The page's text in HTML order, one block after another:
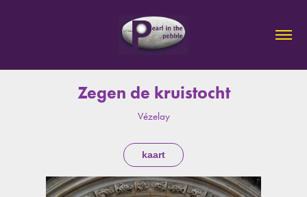
Zegen de kruistocht
Vézelay
kaart